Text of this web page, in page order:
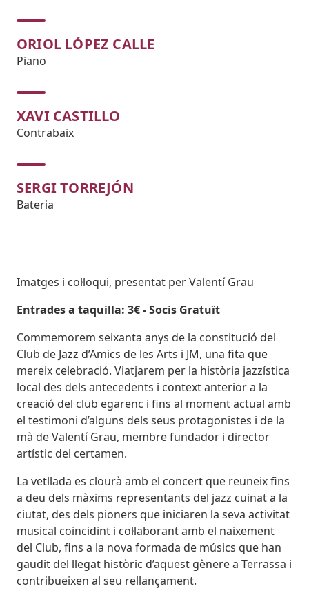
ORIOL LÓPEZ CALLE
Piano
XAVI CASTILLO
Contrabaix
SERGI TORREJÓN
Bateria
Body
Imatges i col·loqui, presentat per Valentí Grau
Entrades a taquilla: 3€ - Socis Gratuït
Commemorem seixanta anys de la constitució del
Club de Jazz d’Amics de les Arts i JM, una fita que
mereix celebració. Viatjarem per la història jazzística
local des dels antecedents i context anterior a la
creació del club egarenc i fins al moment actual amb
el testimoni d’alguns dels seus protagonistes i de la
mà de Valentí Grau, membre fundador i director
artístic del certamen.
La vetllada es clourà amb el concert que reuneix fins
a deu dels màxims representants del jazz cuinat a la
ciutat, des dels pioners que iniciaren la seva activitat
musical coincidint i col·laborant amb el naixement
del Club, fins a la nova formada de músics que han
gaudit del llegat històric d’aquest gènere a Terrassa i
contribueixen al seu rellançament.